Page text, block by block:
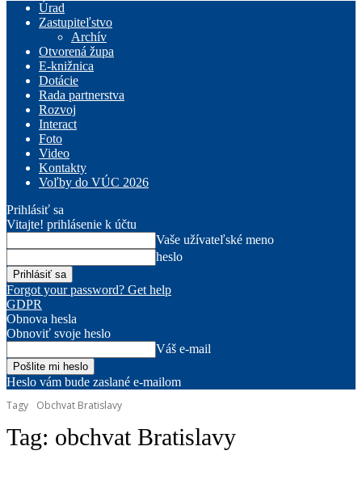
Úrad
Zastupiteľstvo
Archív
Otvorená župa
E-knižnica
Dotácie
Rada partnerstva
Rozvoj
Interact
Foto
Video
Kontakty
Voľby do VÚC 2026
Prihlásiť sa
Vitajte! prihlásenie k účtu
Vaše užívateľské meno
heslo
Forgot your password? Get help
GDPR
Obnova hesla
Obnoviť svoje heslo
Váš e-mail
Heslo vám bude zaslané e-mailom
Tagy
Obchvat Bratislavy
Tag: obchvat Bratislavy